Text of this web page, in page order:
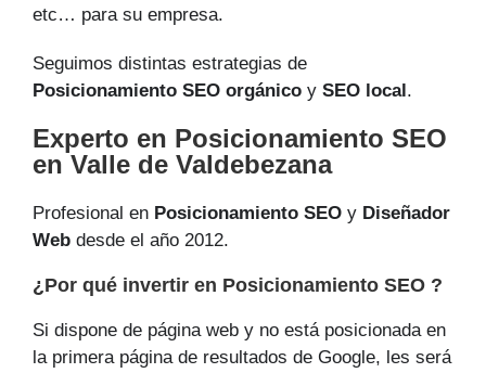
etc… para su empresa.
Seguimos distintas estrategias de
Posicionamiento SEO orgánico y SEO local .
Experto en Posicionamiento SEO
en Valle de Valdebezana
Profesional en Posicionamiento SEO y Diseñador
Web desde el año 2012.
¿Por qué invertir en Posicionamiento SEO ?
Si dispone de página web y no está posicionada en
la primera página de resultados de Google, les será